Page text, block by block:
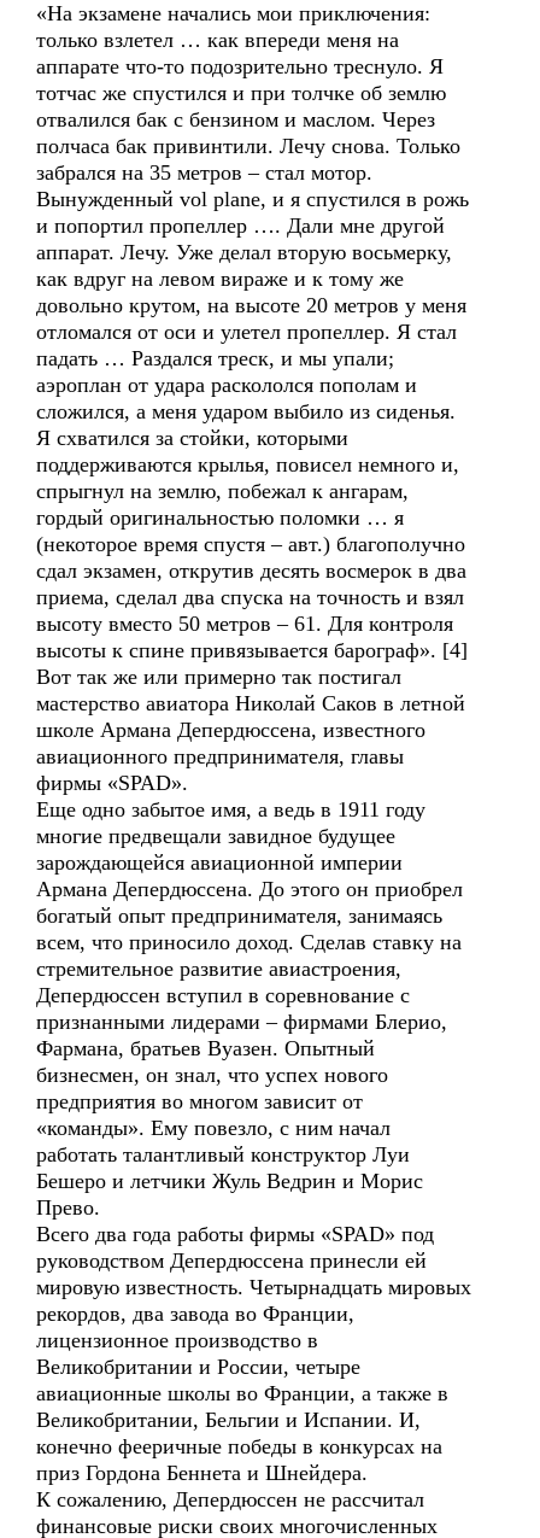
«На экзамене начались мои приключения:
только взлетел … как впереди меня на
аппарате что-то подозрительно треснуло. Я
тотчас же спустился и при толчке об землю
отвалился бак с бензином и маслом. Через
полчаса бак привинтили. Лечу снова. Только
забрался на 35 метров – стал мотор.
Вынужденный vol plane, и я спустился в рожь
и попортил пропеллер …. Дали мне другой
аппарат. Лечу. Уже делал вторую восьмерку,
как вдруг на левом вираже и к тому же
довольно крутом, на высоте 20 метров у меня
отломался от оси и улетел пропеллер. Я стал
падать … Раздался треск, и мы упали;
аэроплан от удара раскололся пополам и
сложился, а меня ударом выбило из сиденья.
Я схватился за стойки, которыми
поддерживаются крылья, повисел немного и,
спрыгнул на землю, побежал к ангарам,
гордый оригинальностью поломки … я
(некоторое время спустя – авт.) благополучно
сдал экзамен, открутив десять восмерок в два
приема, сделал два спуска на точность и взял
высоту вместо 50 метров – 61. Для контроля
высоты к спине привязывается барограф». [4]
Вот так же или примерно так постигал
мастерство авиатора Николай Саков в летной
школе Армана Депердюссена, известного
авиационного предпринимателя, главы
фирмы «SPAD».
Еще одно забытое имя, а ведь в 1911 году
многие предвещали завидное будущее
зарождающейся авиационной империи
Армана Депердюссена. До этого он приобрел
богатый опыт предпринимателя, занимаясь
всем, что приносило доход. Сделав ставку на
стремительное развитие авиастроения,
Депердюссен вступил в соревнование с
признанными лидерами – фирмами Блерио,
Фармана, братьев Вуазен. Опытный
бизнесмен, он знал, что успех нового
предприятия во многом зависит от
«команды». Ему повезло, с ним начал
работать талантливый конструктор Луи
Бешеро и летчики Жуль Ведрин и Морис
Прево.
Всего два года работы фирмы «SPAD» под
руководством Депердюссена принесли ей
мировую известность. Четырнадцать мировых
рекордов, два завода во Франции,
лицензионное производство в
Великобритании и России, четыре
авиационные школы во Франции, а также в
Великобритании, Бельгии и Испании. И,
конечно фееричные победы в конкурсах на
приз Гордона Беннета и Шнейдера.
К сожалению, Депердюссен не рассчитал
финансовые риски своих многочисленных